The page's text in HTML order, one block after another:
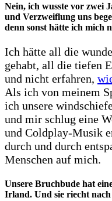
Nein, ich wusste vor zwei
und Verzweiflung uns
denn sonst hätte ich mich
Ich hätte all die
gehabt, all die tiefen
und nicht erfahren,
Als ich von meinem
ich unsere
und mir schlug eine
und Coldplay-Musik
durch und durch
Menschen auf mich.
Unsere Bruchbude hat
Irland. Und sie riecht nach